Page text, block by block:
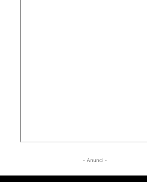
- Anunci -